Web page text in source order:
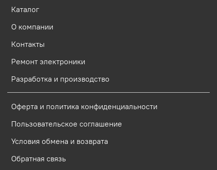
Каталог
О компании
Контакты
Ремонт электроники
Разработка и производство
Оферта и политика конфиденциальности
Пользовательское соглашение
Условия обмена и возврата
Обратная связь